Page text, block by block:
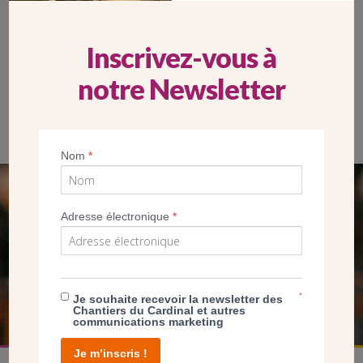
SEUL VOTRE DON
NOUS PERMET D’AGIR
FAIRE UN DON
Inscrivez-vous à
notre Newsletter
Nom*
Adresse électronique*
Je souhaite recevoir la newsletter des
Chantiers du Cardinal et autres
communications marketing
*
Je m’inscris !